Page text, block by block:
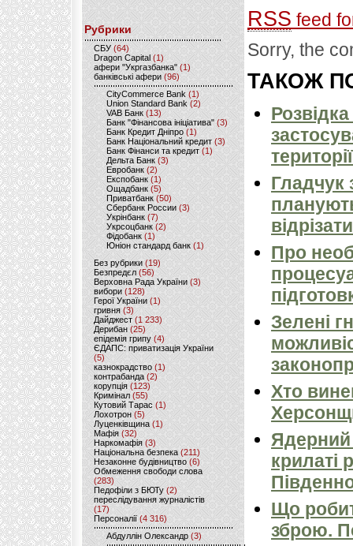
Рубрики
CБУ (64)
Dragon Capital (1)
афери "Укргазбанка" (1)
банківські афери (96)
CityCommerce Bank (1)
Union Standard Bank (2)
VAB Банк (13)
Банк "Фінансова ініціатива" (3)
Банк Кредит Дніпро (1)
Банк Національний кредит (3)
Банк Фінанси та кредит (1)
Дельта Банк (3)
Евробанк(2)
Експобанк (1)
Ощадбанк(5)
Приватбанк (50)
Сбербанк России (3)
Укрінбанк(7)
Укрсоцбанк (2)
Фідобанк (1)
Юніон стандард банк(1)
Без рубрики (19)
Безпредєл(56)
Верховна Рада України (3)
вибори(128)
Герої України(1)
гривня (3)
Дайджест (1 233)
Дерибан (25)
епідемія грипу (4)
ЄДАПС: приватизація України
(5)
казнокрадство (1)
контрабанда (2)
корупція (123)
Кримінал (55)
Кутовий Тарас (1)
Лохотрон(5)
Луценківщина (1)
Мафія (32)
Наркомафія (3)
Національна безпека (211)
Незаконне будівництво(6)
Обмеження свободи слова
(283)
Педофіли з БЮТу (2)
переслідування журналістів
(17)
Персоналії (4 316)
Абдуллін Олександр (3)
RSS feed
Sorry, the
ТАКОЖ
Гладчук
Про
Зелені
Хто
Ядерний
крилаті
Що
зброю.